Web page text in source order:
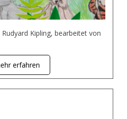
Kipling, bearbeitet von
erfahren